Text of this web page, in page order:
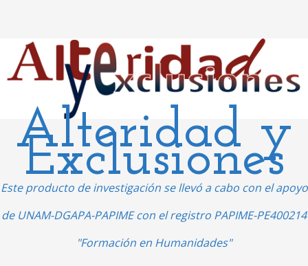
Alteridad y
Exclusiones
Este producto de investigación se llevó a cabo con el apoyo
de UNAM-DGAPA-PAPIME con el registro PAPIME-PE400214
"Formación en Humanidades"